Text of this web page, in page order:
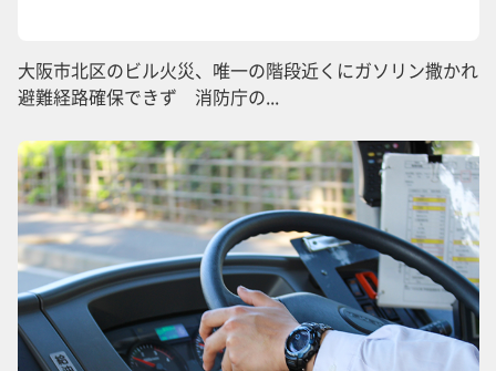
大阪市北区のビル火災、唯一の階段近くにガソリン撒かれ
避難経路確保できず 消防庁の...